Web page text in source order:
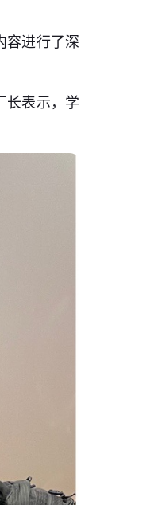
容进行了深
长表示，学